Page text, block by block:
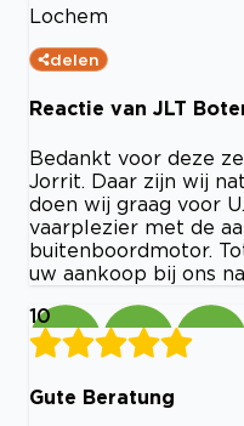
Lochem
delen
Reactie van JLT
Bedankt voor deze
Jorrit. Daar zijn wij
doen wij graag voor
vaarplezier met de
buitenboordmotor.
uw aankoop bij ons
10
Gute Beratung